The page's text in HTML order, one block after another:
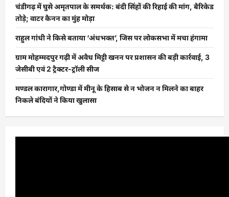
चंडीगढ़ में घुसे अमृतपाल के समर्थक: बंदी सिंहों की रिहाई की मांग, बैरिकेड
तोड़े; वाटर कैनन का मुंह मोड़ा
राहुल गांधी ने किसे बताया ‘अंधभक्त’, जिस पर लोकसभा में मचा हंगामा
ग्राम मोहम्मदपुर गढ़ी में अवैध मिट्टी खनन पर प्रशासन की बड़ी कार्रवाई, 3
जेसीबी एवं 2 ट्रैक्टर-ट्रॉली सीज
मण्डल कारागार,गोण्डा में मीनू के हिसाब से न भोजन न मिलने का बाहर
निकले बंदियों ने किया खुलासा